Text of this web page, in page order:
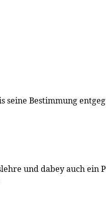
Bestimmung
und dabey auch ein